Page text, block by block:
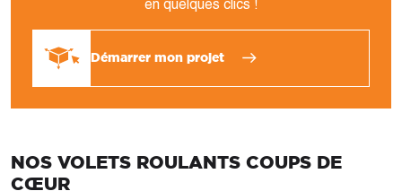
en quelques clics !
Démarrer mon projet
NOS VOLETS ROULANTS COUPS DE
CŒUR